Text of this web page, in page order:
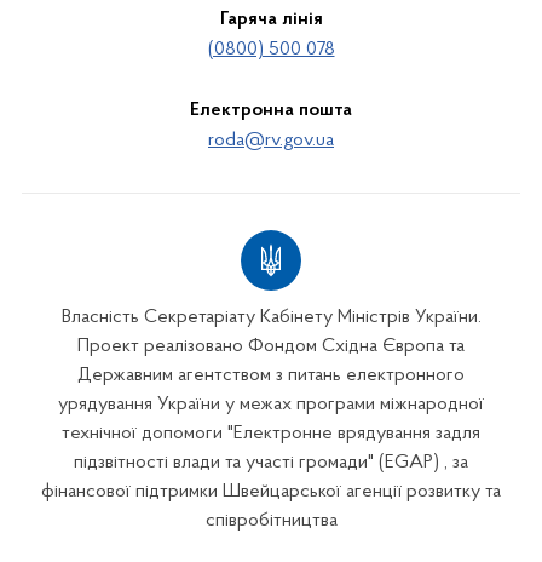
Гаряча лінія
(0800) 500 078
Електронна пошта
roda@rv.gov.ua
Власність Секретаріату Кабінету Міністрів України.
Проект реалізовано Фондом Східна Європа та
Державним агентством з питань електронного
урядування України у межах програми міжнародної
технічної допомоги "Електронне врядування задля
підзвітності влади та участі громади" (EGAP) , за
фінансової підтримки Швейцарської агенції розвитку та
співробітництва